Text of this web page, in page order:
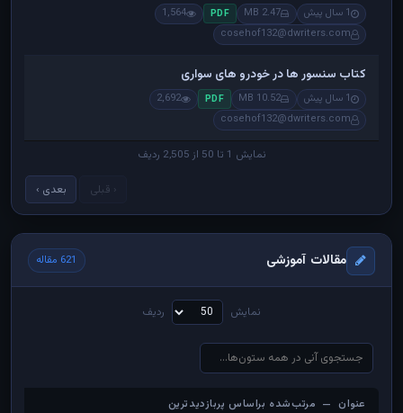
1 سال پیش 2.47 MB
PDF
1,564
cosehof132@dwriters.com
کتاب سنسور ها در خودرو های سواری
1 سال پیش 10.52 MB
PDF
2,692
cosehof132@dwriters.com
نمایش 1 تا 50 از 2,505 ردیف
‹ قبلی بعدی ›
مقالات آموزشی 621 مقاله
نمایش ردیف
عنوان — مرتب‌شده براساس پربازدیدترین